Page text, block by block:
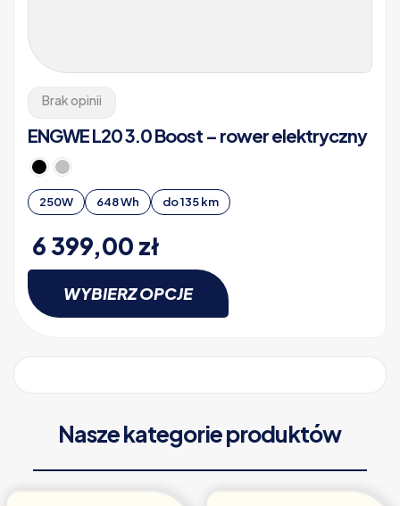
Brak opinii
ENGWE L20 3.0 Boost – rower elektryczny
250W 648 Wh do 135 km
6 399,00 zł
WYBIERZ OPCJE
można
na
Nasze kategorie produktów